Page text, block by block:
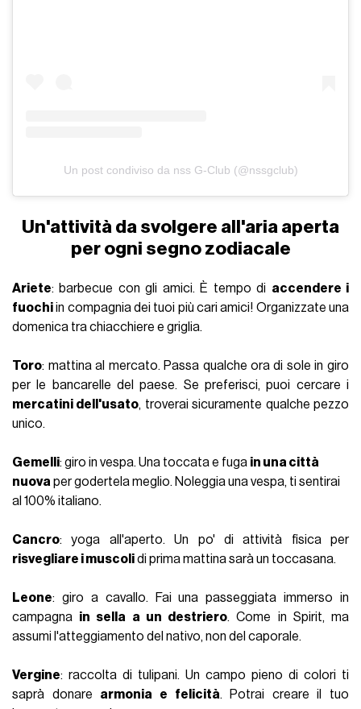
Un post condiviso da nss G-Club (@nssgclub)
Un'attività da svolgere all'aria aperta
per ogni segno zodiacale
Ariete: barbecue con gli amici. È tempo di accendere i
fuochiin compagnia dei tuoi più cari amici! Organizzate una
domenica tra chiacchiere e griglia.
Toro: mattina al mercato. Passa qualche ora di sole in giro
per le bancarelle del paese. Se preferisci, puoi cercare i
mercatini dell'usato, troverai sicuramente qualche pezzo
unico.
Gemelli: giro in vespa. Una toccata e fuga in una città
nuovaper godertela meglio. Noleggia una vespa, ti sentirai
al 100% italiano.
Cancro: yoga all'aperto. Un po' di attività fisica per
risvegliare i muscolidi prima mattina sarà un toccasana.
Leone: giro a cavallo. Fai una passeggiata immerso in
campagna in sella a un destriero. Come in Spirit, ma
assumi l'atteggiamento del nativo, non del caporale.
Vergine: raccolta di tulipani. Un campo pieno di colori ti
saprà donare armonia e felicità. Potrai creare il tuo